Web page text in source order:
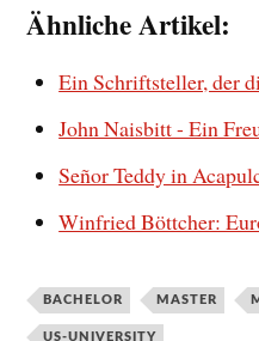
Ähnliche Artikel:
Ein Schriftsteller, der
John Naisbitt - Ein
Señor Teddy in
Winfried Böttcher:
BACHELOR MASTER
US-UNIVERSITY